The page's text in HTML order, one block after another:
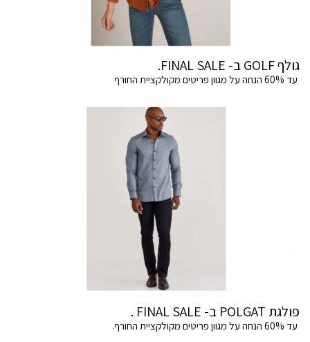
גולף GOLF ב- FINAL SALE.
עד 60% הנחה על מגוון פריטים מקולקציית החורף
פולגת POLGAT ב- FINAL SALE .
עד 60% הנחה על מגוון פריטים מקולקציית החורף.